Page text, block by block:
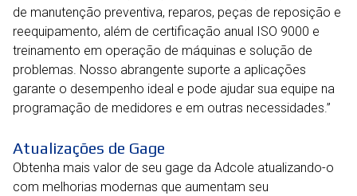
de manutenção preventiva, reparos, peças de reposição e
reequipamento, além de certificação anual ISO 9000 e
treinamento em operação de máquinas e solução de
problemas. Nosso abrangente suporte a aplicações
garante o desempenho ideal e pode ajudar sua equipe na
programação de medidores e em outras necessidades.”
Atualizações de Gage
Obtenha mais valor de seu gage da Adcole atualizando-o
com melhorias modernas que aumentam seu